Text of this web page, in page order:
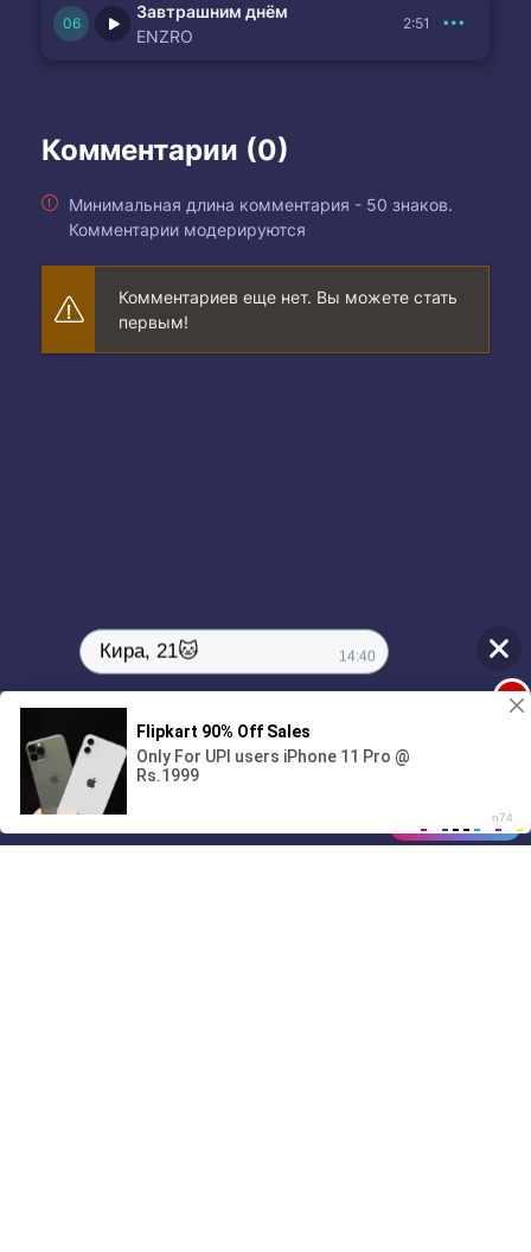
Завтрашним днём
ENZRO
2:51
Комментарии (0)
Минимальная длина комментария - 50 знаков.
Комментарии модерируются
Комментариев еще нет. Вы можете стать
первым!
01/07
00:00
Кира, 21🐱 14:40
1